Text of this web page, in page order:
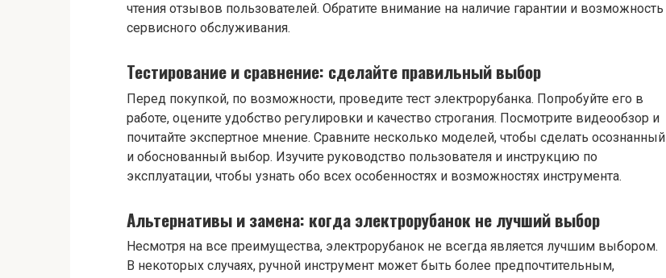
чтения отзывов пользователей. Обратите внимание на наличие гарантии и возможность
сервисного обслуживания.
Тестирование и сравнение: сделайте правильный выбор
Перед покупкой, по возможности, проведите тест электрорубанка. Попробуйте его в
работе, оцените удобство регулировки и качество строгания. Посмотрите видеообзор и
почитайте экспертное мнение. Сравните несколько моделей, чтобы сделать осознанный
и обоснованный выбор. Изучите руководство пользователя и инструкцию по
эксплуатации, чтобы узнать обо всех особенностях и возможностях инструмента.
Альтернативы и замена: когда электрорубанок не лучший выбор
Несмотря на все преимущества, электрорубанок не всегда является лучшим выбором.
В некоторых случаях, ручной инструмент может быть более предпочтительным,